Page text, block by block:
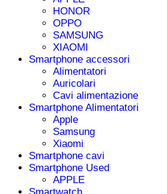
HONOR
OPPO
SAMSUNG
XIAOMI
Smartphone accessori
Alimentatori
Auricolari
Cavi alimentazione
Smartphone Alimentatori
Apple
Samsung
Xiaomi
Smartphone cavi
Smartphone Used
APPLE